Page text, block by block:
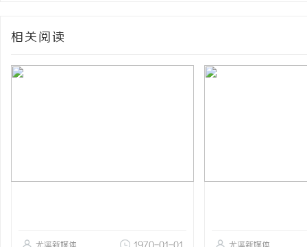
相关阅读